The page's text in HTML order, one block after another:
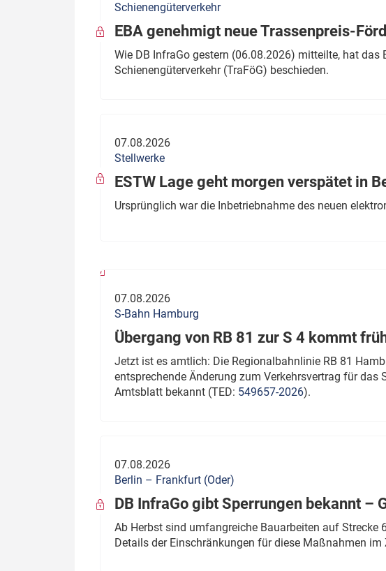
Politik
Verbände: Wer spricht für
wen?
Thema des Monats
Dossier: Generalsanierung
Dossier: ETCS
Infrastruktur & Ausrüstung
ÖPNV
Schienengüterverkehr
EBA genehmigt neue Trassenpreis-
Wie DB InfraGo gestern (06.08.2026) mitteilte, hat
Schienengüterverkehr (TraFöG) beschieden.
07.08.2026
Stellwerke
ESTW Lage geht morgen verspätet in
Ursprünglich war die Inbetriebnahme des neuen
07.08.2026
S-Bahn Hamburg
Übergang von RB 81 zur S 4 kommt
Jetzt ist es amtlich: Die Regionalbahnlinie RB 81
entsprechende Änderung zum Verkehrsvertrag für das
Amtsblatt bekannt (TED: 549657-2026).
07.08.2026
Berlin – Frankfurt (Oder)
DB InfraGo gibt Sperrungen bekannt –
Ab Herbst sind umfangreiche Bauarbeiten auf
Details der Einschränkungen für diese Maßnahmen